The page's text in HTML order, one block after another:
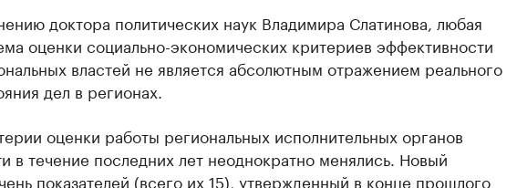
доктора политических наук Владимира Слатинова, любая
оценки социально-экономических критериев эффективности
властей не является абсолютным отражением реального
дел в регионах.
оценки работы региональных исполнительных органов
в течение последних лет неоднократно менялись. Новый
показателей (всего их 15), утвержденный в конце прошлого